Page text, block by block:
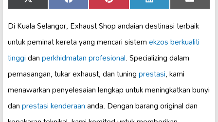
on
(Twitter) on on on on
Di Kuala Selangor, Exhaust Shop andaian destinasi terbaik
untuk peminat kereta yang mencari sistemekzos berkualiti
tinggidanperkhidmatan profesional. Specializing dalam
pemasangan, tukar exhaust, dan tuningprestasi, kami
menawarkan penyelesaian lengkap untuk meningkatkan bunyi
danprestasi kenderaananda. Dengan barang original dan